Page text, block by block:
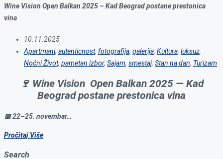
Wine Vision Open Balkan 2025 – Kad Beograd postane prestonica
vina
10.11.2025
Apartmani, autenticnost, fotografija, galerija, Kultura, luksuz,
Noćni Život, pametan izbor, Sajam, smestaj, Stan na dan, Turizam
🍷 Wine Vision Open Balkan 2025 — Kad
Beograd postane prestonica vina
📅 22–25. novembar…
Pročitaj Više
Search